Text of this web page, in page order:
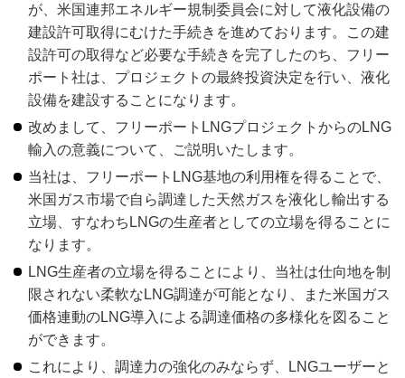
が、米国連邦エネルギー規制委員会に対して液化設備の
建設許可取得にむけた手続きを進めております。この建
設許可の取得など必要な手続きを完了したのち、フリー
ポート社は、プロジェクトの最終投資決定を行い、液化
設備を建設することになります。
改めまして、フリーポートLNGプロジェクトからのLNG
輸入の意義について、ご説明いたします。
当社は、フリーポートLNG基地の利用権を得ることで、
米国ガス市場で自ら調達した天然ガスを液化し輸出する
立場、すなわちLNGの生産者としての立場を得ることに
なります。
LNG生産者の立場を得ることにより、当社は仕向地を制
限されない柔軟なLNG調達が可能となり、また米国ガス
価格連動のLNG導入による調達価格の多様化を図ること
ができます。
これにより、調達力の強化のみならず、LNGユーザーと